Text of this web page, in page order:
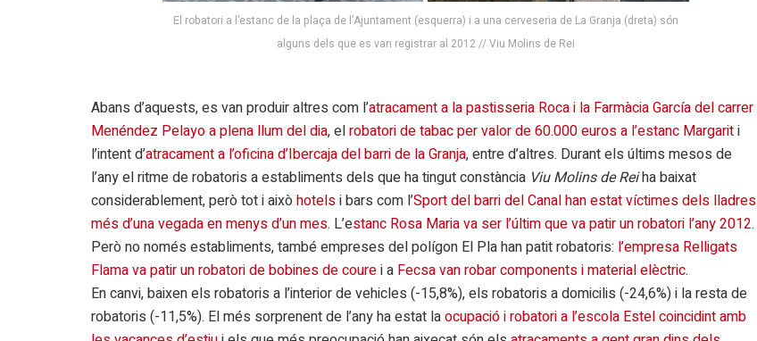
El robatori a l’estanc de la plaça de l’Ajuntament (esquerra) i a una cerveseria de La Granja (dreta) són
alguns dels que es van registrar al 2012 // Viu Molins de Rei
Abans d’aquests, es van produir altres com l’atracament a la pastisseria Roca i la Farmàcia García del carrer
Menéndez Pelayo a plena llum del dia, elrobatori de tabac per valor de 60.000 euros a l’estanc Margariti
l’intent d’atracament a l’oficina d’Ibercaja del barri de la Granja, entre d’altres. Durant els últims mesos de
l’any el ritme de robatoris a establiments dels que ha tingut constància Viu Molins de Reiha baixat
considerablement, però tot i aixòhotelsi bars com l’Sport del barri del Canal han estat víctimes dels lladres
més d’una vegada en menys d’un mes. L’estanc Rosa Maria va ser l’últim que va patir un robatori l’any 2012.
Però no només establiments, també empreses del polígon El Pla han patit robatoris: l’empresa Relligats
Flama va patir un robatori de bobines de courei a Fecsa van robar components i material elèctric.
En canvi, baixen els robatoris a l’interior de vehicles (-15,8%), els robatoris a domicilis (-24,6%) i la resta de
robatoris (-11,5%). El més sorprenent de l’any ha estat laocupació i robatori a l’escola Estel coincidint amb